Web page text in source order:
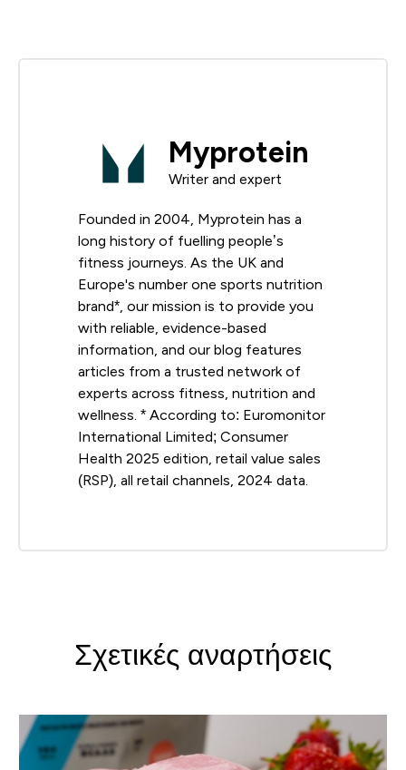
Myprotein
Writer and expert
Founded in 2004, Myprotein has a
long history of fuelling people’s
fitness journeys. As the UK and
Europe's number one sports nutrition
brand*, our mission is to provide you
with reliable, evidence-based
information, and our blog features
articles from a trusted network of
experts across fitness, nutrition and
wellness. * According to: Euromonitor
International Limited; Consumer
Health 2025 edition, retail value sales
(RSP), all retail channels, 2024 data.
Σχετικές αναρτήσεις